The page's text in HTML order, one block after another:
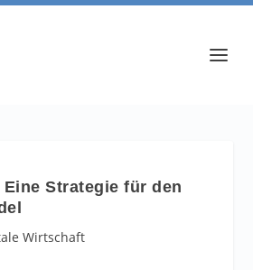
Strategie für den
Wirtschaft